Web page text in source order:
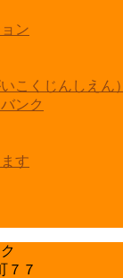
ン
こくじんしえん）
ンク
す
７７